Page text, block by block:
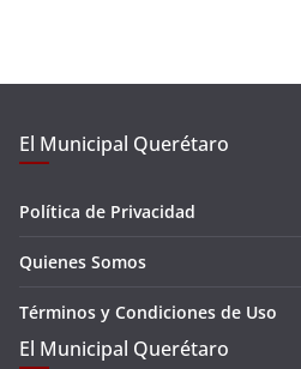
El Municipal Querétaro
Política de Privacidad
Quienes Somos
Términos y Condiciones de Uso
El Municipal Querétaro